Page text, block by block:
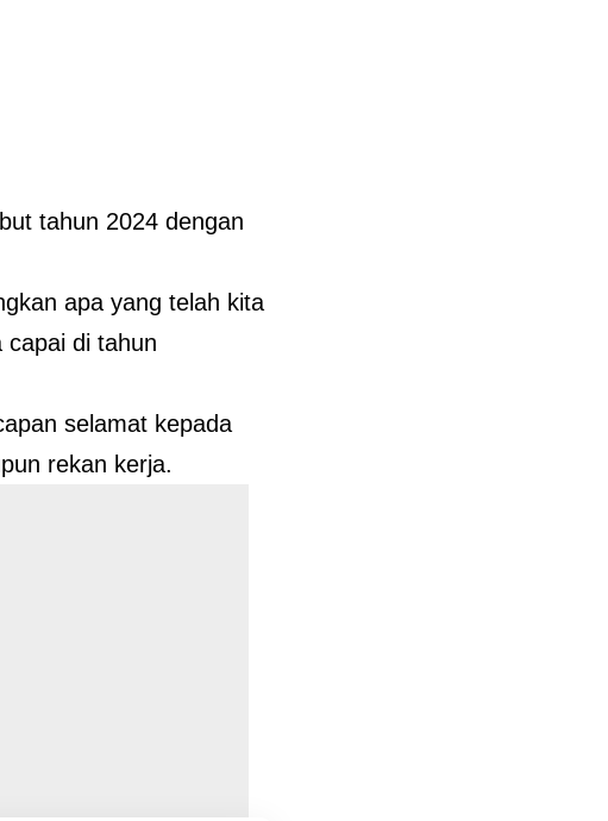
tahun 2024 dengan
apa yang telah kita
capai di tahun
selamat kepada
rekan kerja.